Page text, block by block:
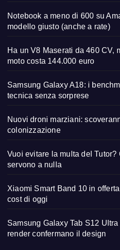
Notebook a meno di 600 su
modello giusto (anche a rate)
Ha un V8 Maserati da 460 CV,
moto costa 144.000 euro
Samsung Galaxy A18: i
tecnica senza sorprese
Nuovi droni marziani:
colonizzazione
Vuoi evitare la multa del Tutor?
servono a nulla
Xiaomi Smart Band 10 in
cost di oggi
Samsung Galaxy Tab S12
render confermano il design